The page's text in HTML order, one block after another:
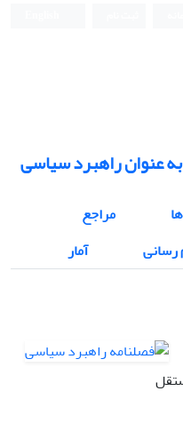
عنوان راهبرد سیاسی
مراجع
آمار